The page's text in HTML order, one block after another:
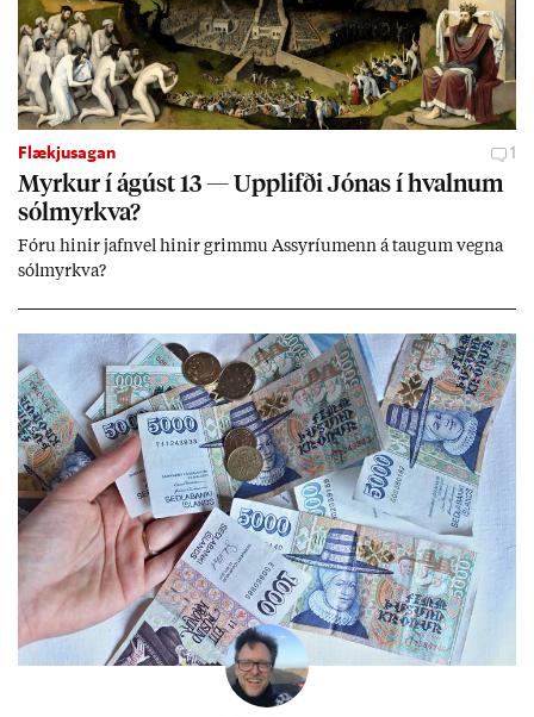
Flækjusagan 1
Myrk­ur í ág­úst 13 — Upp­lifði Jón­as í hvaln­um
sól­myrkva?
Fóru hinir jafn­vel hinir grimmu Ass­yríu­menn á taug­um vegna
sól­myrkva?